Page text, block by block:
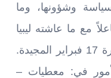
وشؤونها، وما
مع ما عاشته ليبيا
من أحداث، بداية من انطلاق ثورة 17 فبراير المجيدة.
في: معطيات –